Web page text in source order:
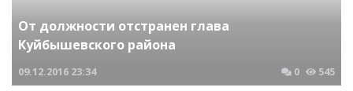
От должности отстранен глава
Куйбышевского района
09.12.2016 23:34 0 545